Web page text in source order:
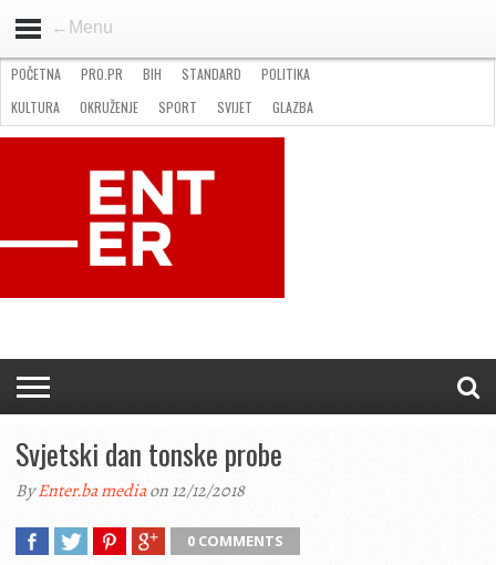
←Menu
STANDARD
GOSPODARSTVO
OKRUŽENJE
POČETNA PRO.PR BIH STANDARD
POLITIKA
KULTURA
OKRUŽENJE SPORT SVIJET
GLAZBA
NATJEČAJI
FILMING LOCATION IN BH KONTAKT
Svjetski dan tonske probe
ByEnter.ba mediaon 12/12/2018
0 COMMENTS